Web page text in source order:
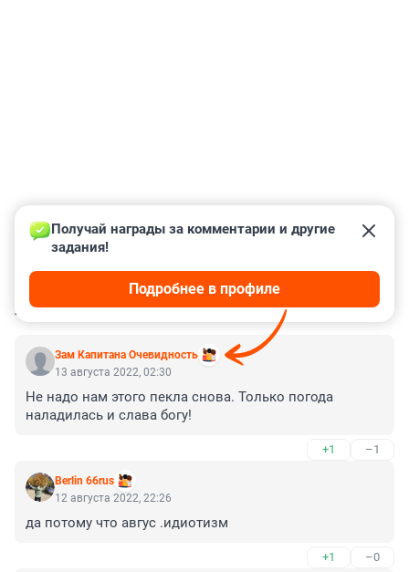
КОММЕНТАРИИ 46
Зам Капитана Очевидность
Получай награды за комментарии и другие
задания!
Подробнее в профиле
13 августа 2022, 02:30
Не надо нам этого пекла снова. Только погода
наладилась и слава богу!
+1 –1
Berlin 66rus
12 августа 2022, 22:26
да потому что авгус .идиотизм
+1 –0